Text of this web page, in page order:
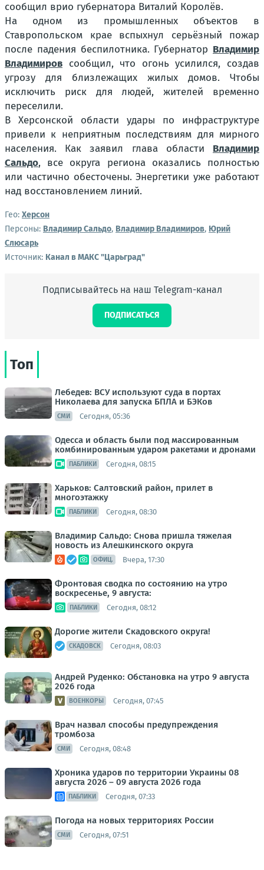
сообщил врио губернатора Виталий Королёв.
На одном из промышленных объектов в
Ставропольском крае вспыхнул серьёзный пожар
после падения беспилотника. Губернатор Владимир
Владимиров сообщил, что огонь усилился, создав
угрозу для близлежащих жилых домов. Чтобы
исключить риск для людей, жителей временно
переселили.
В Херсонской области удары по инфраструктуре
привели к неприятным последствиям для мирного
населения. Как заявил глава области Владимир
Сальдо, все округа региона оказались полностью
или частично обесточены. Энергетики уже работают
над восстановлением линий.
Гео: Херсон
Персоны: Владимир Сальдо, Владимир Владимиров, Юрий
Слюсарь
Источник: Канал в МАКС "Царьград"
Подписывайтесь на наш Telegram-канал
ПОДПИСАТЬСЯ
Топ
Лебедев: ВСУ используют суда в портах
Николаева для запуска БПЛА и БЭКов
СМИ Сегодня, 05:36
Одесса и область были под массированным
комбинированным ударом ракетами и дронами
ПАБЛИКИ Сегодня, 08:15
Харьков: Салтовский район, прилет в
многоэтажку
ПАБЛИКИ Сегодня, 08:30
Владимир Сальдо: Снова пришла тяжелая
новость из Алешкинского округа
ОФИЦ. Вчера, 17:30
Фронтовая сводка по состоянию на утро
воскресенье, 9 августа:
ПАБЛИКИ Сегодня, 08:12
Дорогие жители Скадовского округа!
СКАДОВСК Сегодня, 08:03
Андрей Руденко: Обстановка на утро 9 августа
2026 года
ВОЕНКОРЫ Сегодня, 07:45
Врач назвал способы предупреждения
тромбоза
СМИ Сегодня, 08:48
Хроника ударов по территории Украины 08
августа 2026 – 09 августа 2026 года
ПАБЛИКИ Сегодня, 07:33
Погода на новых территориях России
СМИ Сегодня, 07:51